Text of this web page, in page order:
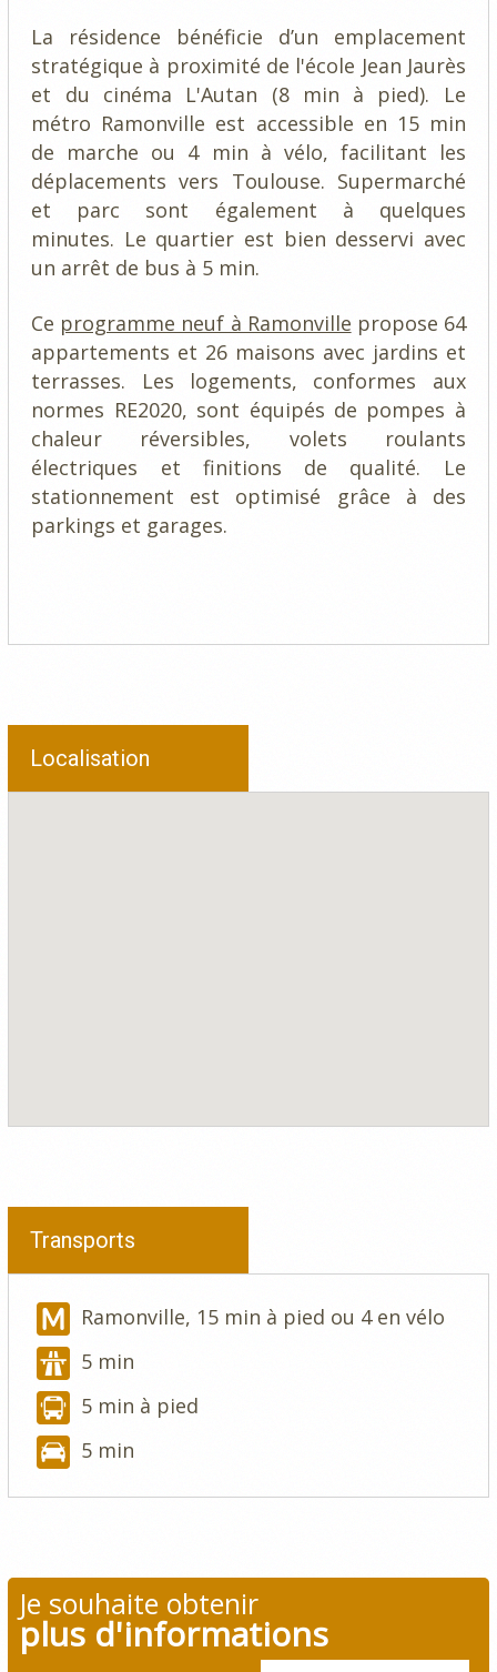
La résidence bénéficie d’un emplacement
stratégique à proximité de l'école Jean Jaurès
et du cinéma L'Autan (8 min à pied). Le
métro Ramonville est accessible en 15 min
de marche ou 4 min à vélo, facilitant les
déplacements vers Toulouse. Supermarché
et parc sont également à quelques
minutes. Le quartier est bien desservi avec
un arrêt de bus à 5 min.
Ce programme neuf à Ramonville propose 64
appartements et 26 maisons avec jardins et
terrasses. Les logements, conformes aux
normes RE2020, sont équipés de pompes à
chaleur réversibles, volets roulants
électriques et finitions de qualité. Le
stationnement est optimisé grâce à des
parkings et garages.
Localisation
Transports
Ramonville, 15 min à pied ou 4 en vélo
5 min
5 min à pied
5 min
Je souhaite obtenir
plus d'informations